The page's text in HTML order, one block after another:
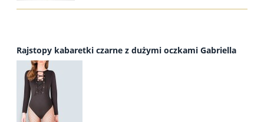
Rajstopy kabaretki czarne z dużymi oczkami Gabriella